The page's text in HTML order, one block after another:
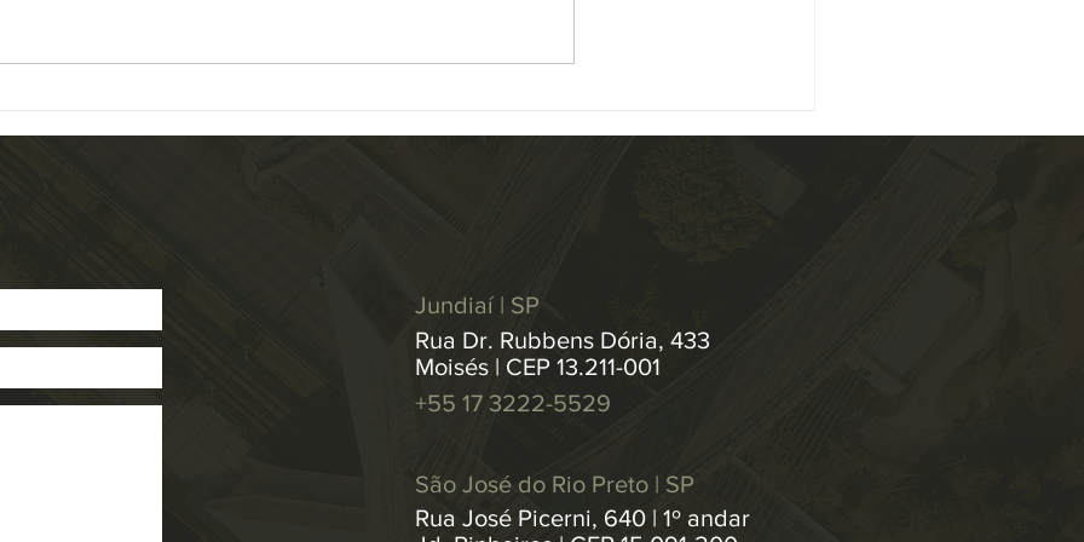
a base de dados de Repetitivos e
Resolução 547/2024 , que institui
Jundiaí | SP
Rua Dr. Rubbens Dória, 433
Moisés | CEP 13.211-001
+55 17 3222-5529
São José do Rio Preto | SP
Rua José Picerni, 640 | 1º andar